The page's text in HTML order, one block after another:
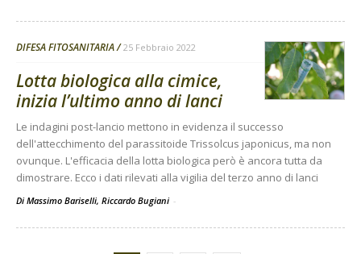
DIFESA FITOSANITARIA 25 Febbraio 2022
Lotta biologica alla cimice,
inizia l’ultimo anno di lanci
Le indagini post-lancio mettono in evidenza il successo
dell'attecchimento del parassitoide Trissolcus japonicus, ma non
ovunque. L'efficacia della lotta biologica però è ancora tutta da
dimostrare. Ecco i dati rilevati alla vigilia del terzo anno di lanci
Di Massimo Bariselli, Riccardo Bugiani -